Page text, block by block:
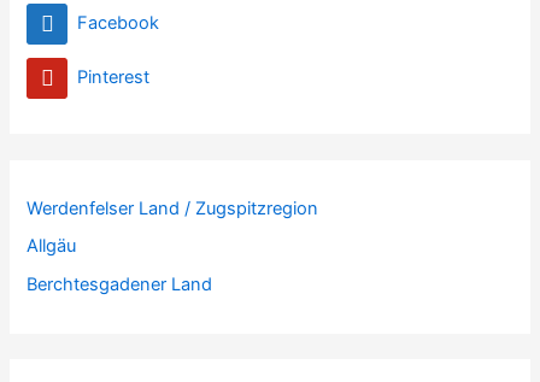
Facebook
Pinterest
Werdenfelser Land / Zugspitzregion
Allgäu
Berchtesgadener Land